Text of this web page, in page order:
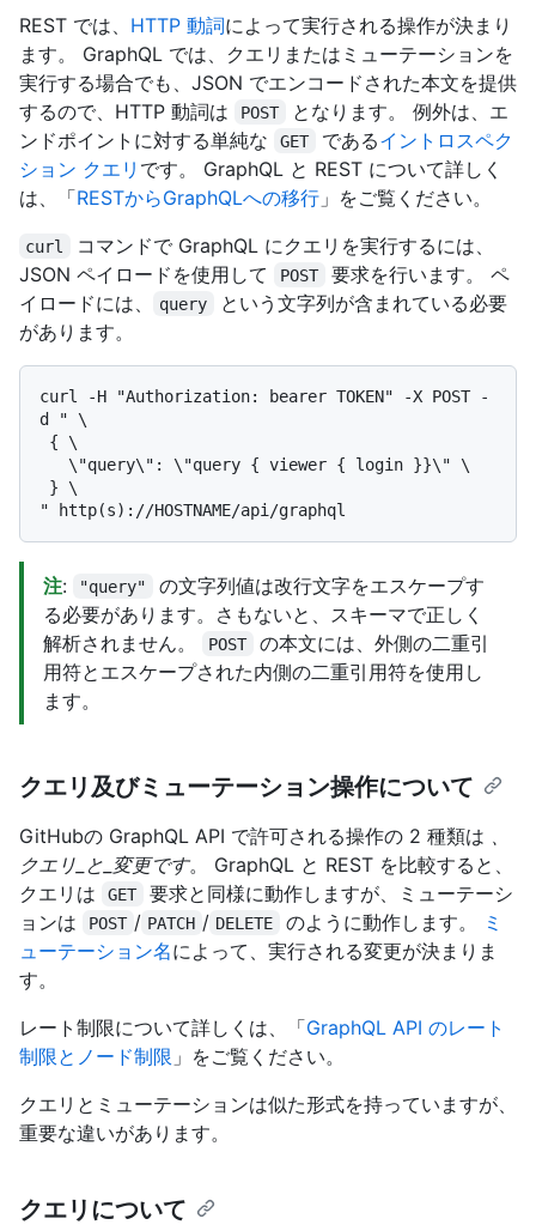
REST では、 HTTP 動詞によって実行される操作が決まり
ます。 GraphQL では、クエリまたはミューテーションを
実行する場合でも、JSON でエンコードされた本文を提供
するので、HTTP 動詞は
POST
となります。 例外は、エ
ンドポイントに対する単純な
GET であるイントロスペク
ション クエリ です。 GraphQL と REST について詳しく
は、「RESTからGraphQLへの移行 」をご覧ください。
curl
コマンドで GraphQL にクエリを実行するには、
JSON ペイロードを使用して
POST
要求を行います。 ペ
イロードには、
query
という文字列が含まれている必要
があります。
curl -H "Authorization: bearer TOKEN" -X POST -
d " \
注: "query"
の文字列値は改行文字をエスケープす
る必要があります。さもないと、スキーマで正しく
解析されません。
POST
の本文には、外側の二重引
用符とエスケープされた内側の二重引用符を使用し
ます。
クエリ及びミューテーション操作について
GitHubの GraphQL API で許可される操作の 2 種類は 、
クエリ_と_変更です。 GraphQL と REST を比較すると、
クエリは
GET
要求と同様に動作しますが、ミューテーシ
ョンは
POST / PATCH / DELETE のように動作します。
ミ
ューテーション名によって、実行される変更が決まりま
す。
レート制限について詳しくは、「GraphQL API のレート
制限とノード制限 」をご覧ください。
クエリとミューテーションは似た形式を持っていますが、
重要な違いがあります。
クエリについて